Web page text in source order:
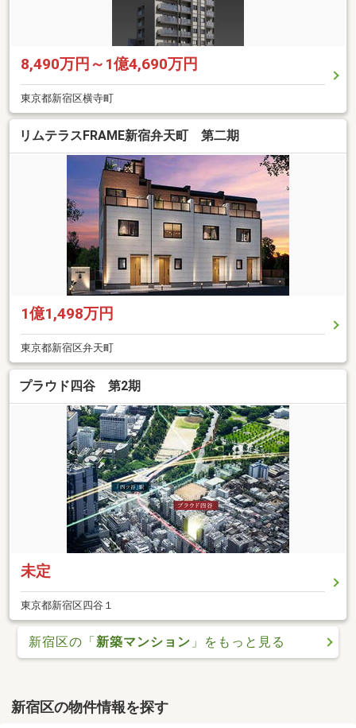
8,490万円～1億4,690万円
東京都新宿区横寺町
リムテラスFRAME新宿弁天町 第二期
1億1,498万円
東京都新宿区弁天町
プラウド四谷 第2期
未定
東京都新宿区四谷１
新宿区の「 新築マンション 」をもっと見る
新宿区の物件情報を探す